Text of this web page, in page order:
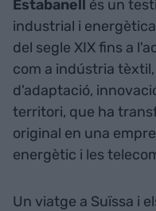
Estabanell és un
industrial i
del segle XIX fins a
com a indústria
d'adaptació,
territori, que ha
original en una
energètic i les
Un viatge a Suïssa i